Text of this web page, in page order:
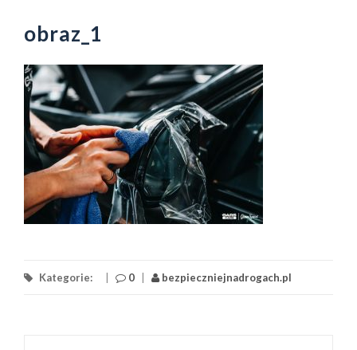
treści
obraz_1
Kategorie: 0 bezpieczniejnadrogach.pl